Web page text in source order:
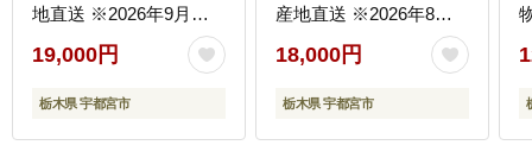
地直送 ※2026年9月～
19,000円
栃木県 宇都宮市
産地直送 ※2026年8月
18,000円
栃木県 宇都宮市